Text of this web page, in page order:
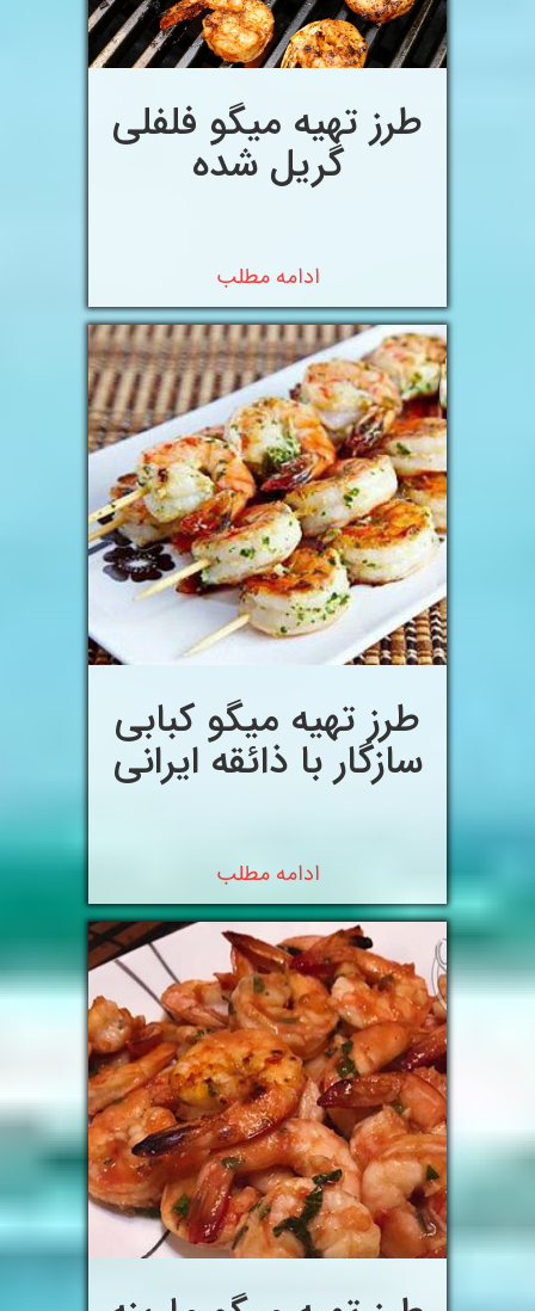
طرز تهیه میگو فلفلی
گریل شده
ادامه مطلب
طرز تهیه میگو کبابی
سازگار با ذائقه ایرانی
ادامه مطلب